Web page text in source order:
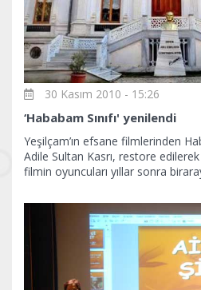
30 Kasım 2010 - 15:26
‘Hababam Sınıfı' yenilendi
Yeşilçam’ın efsane filmlerinden
Adile Sultan Kasrı, restore
filmin oyuncuları yıllar sonra